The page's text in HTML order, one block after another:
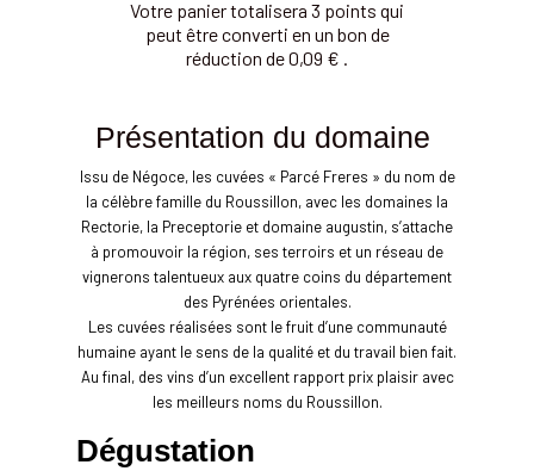
Votre panier totalisera 3 points qui
peut être converti en un bon de
réduction de 0,09 € .
Présentation du domaine
Issu de Négoce, les cuvées « Parcé Freres » du nom de
la célèbre famille du Roussillon, avec les domaines la
Rectorie, la Preceptorie et domaine augustin, s’attache
à promouvoir la région, ses terroirs et un réseau de
vignerons talentueux aux quatre coins du département
des Pyrénées orientales.
Les cuvées réalisées sont le fruit d’une communauté
humaine ayant le sens de la qualité et du travail bien fait.
Au final, des vins d’un excellent rapport prix plaisir avec
les meilleurs noms du Roussillon.
Dégustation